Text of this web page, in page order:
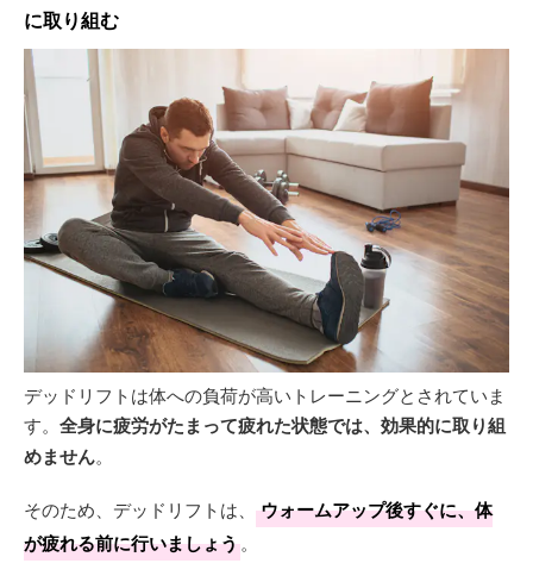
に取り組む
デッドリフトは体への負荷が高いトレーニングとされていま
す。 全身に疲労がたまって疲れた状態では、効果的に取り組
めません。
そのため、デッドリフトは、
ウォームアップ後すぐに、体
が疲れる前に行いましょう。